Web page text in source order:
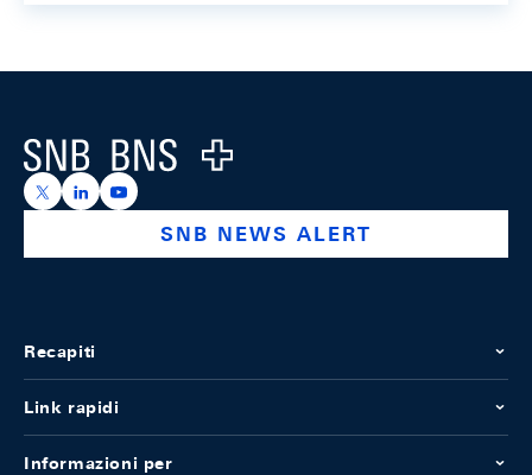
Logo
https://x.com/snb_bns
https://ch.linkedin.com/company/swiss-national-
https://www.youtube.com/@swissnationalbank
SNB NEWS ALERT
Recapiti
Link rapidi
Informazioni per